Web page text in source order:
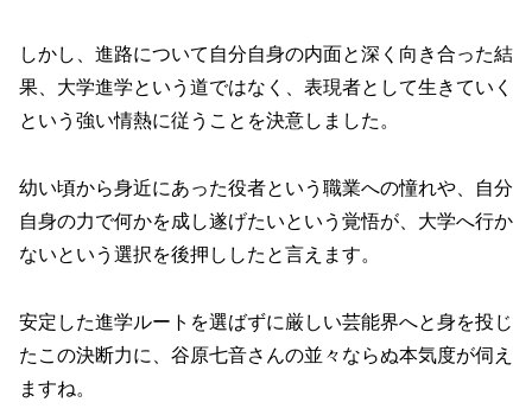
しかし、進路について自分自身の内面と深く向き合った結
果、大学進学という道ではなく、表現者として生きていく
という強い情熱に従うことを決意しました。
幼い頃から身近にあった役者という職業への憧れや、自分
自身の力で何かを成し遂げたいという覚悟が、大学へ行か
ないという選択を後押ししたと言えます。
安定した進学ルートを選ばずに厳しい芸能界へと身を投じ
たこの決断力に、谷原七音さんの並々ならぬ本気度が伺え
ますね。